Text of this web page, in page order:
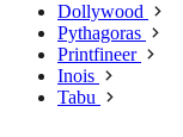
Dollywood
Pythagoras
Printfineer
Inois
Tabu